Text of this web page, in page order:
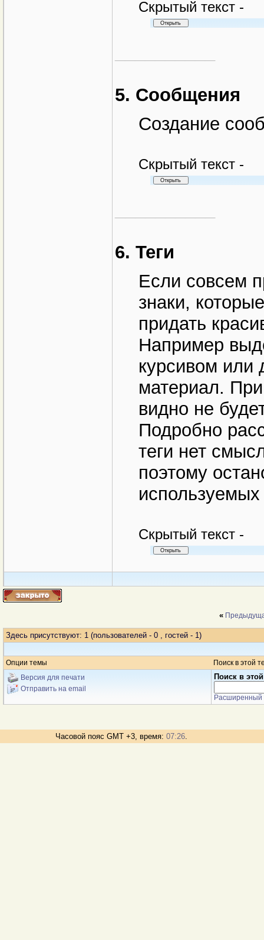
Cкрытый текст -
5. Сообщения
Создание
Cкрытый текст -
6. Теги
Если совсем
знаки,
придать
Например
курсивом или
материал.
видно не
Подробно
теги нет
поэтому
Cкрытый текст -
«
Здесь присутствуют: 1 (пользователей - 0 , гостей - 1)
Опции темы
Поиск в этой
Версия для печати
Отправить на email
Поиск в
Расширенный
Часовой пояс GMT +3, время: 07:26.